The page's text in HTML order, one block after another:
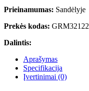
Prieinamumas: Sandėlyje
Prekės kodas: GRM32122
Dalintis:
Aprašymas
Specifikacija
Įvertinimai (0)